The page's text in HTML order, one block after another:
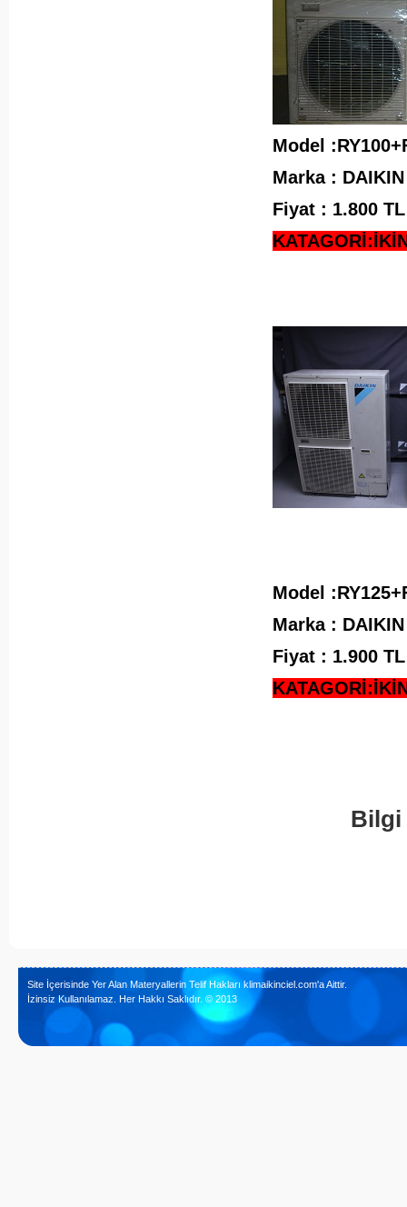
Model
Marka : DAIKIN
Fiyat : 1.800
Model
Marka : DAIKIN
Fiyat : 1.900
Bilgi
Site İçerisinde Yer Alan Materyallerin Telif Hakları klimaikinciel.com'a Aittir.
İzinsiz Kullanılamaz. Her Hakkı Saklıdır. © 2013